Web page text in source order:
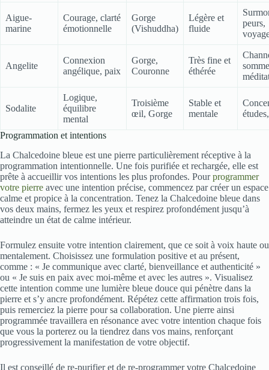
Aigue-
marine
Courage, clarté
émotionnelle
Gorge
(Vishuddha)
Légère et
fluide
peurs,
Angelite
Connexion
angélique, paix
Gorge,
Couronne
Très fine et
éthérée
Sodalite
Logique,
équilibre
mental
Troisième
œil, Gorge
Stable et
mentale
Programmation et intentions
La Chalcedoine bleue est une pierre particulièrement réceptive à la
programmation intentionnelle. Une fois purifiée et rechargée, elle est
prête à accueillir vos intentions les plus profondes. Pourprogrammer
votre pierre avec une intention précise, commencez par créer un espace
calme et propice à la concentration. Tenez la Chalcedoine bleue dans
vos deux mains, fermez les yeux et respirez profondément jusqu’à
atteindre un état de calme intérieur.
Formulez ensuite votre intention clairement, que ce soit à voix haute ou
mentalement. Choisissez une formulation positive et au présent,
comme : « Je communique avec clarté, bienveillance et authenticité »
ou « Je suis en paix avec moi-même et avec les autres ». Visualisez
cette intention comme une lumière bleue douce qui pénètre dans la
pierre et s’y ancre profondément. Répétez cette affirmation trois fois,
puis remerciez la pierre pour sa collaboration. Une pierre ainsi
programmée travaillera en résonance avec votre intention chaque fois
que vous la porterez ou la tiendrez dans vos mains, renforçant
progressivement la manifestation de votre objectif.
Il est conseillé de re-purifier et de re-programmer votre Chalcedoine